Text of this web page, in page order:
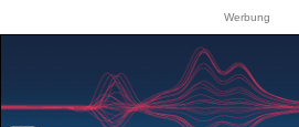
Werbung